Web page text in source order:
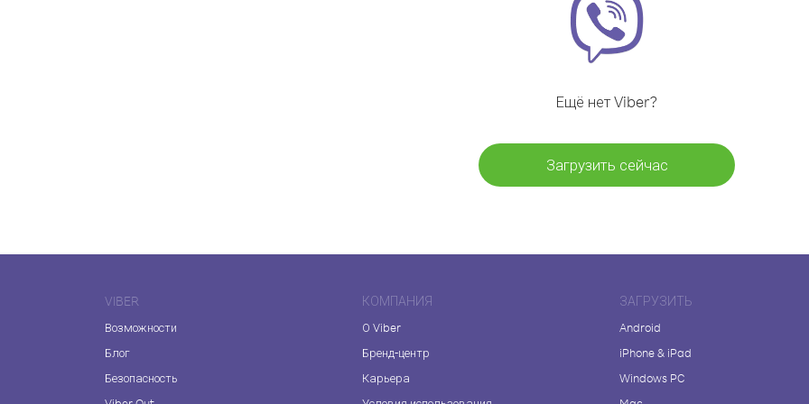
Ещё нет Viber?
Загрузить сейчас
VIBER
Возможности
Блог
Безопасность
КОМПАНИЯ
О Viber
Бренд-центр
Карьера
ЗАГРУЗИТЬ
Android
iPhone & iPad
Windows PC